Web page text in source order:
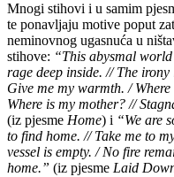
Mnogi stihovi i u samim
te ponavljaju motive poput
neminovnog ugasnuća u
stihove: “This abysmal
rage deep inside. // The
Give me my warmth. /
Where is my mother? //
(iz pjesme Home) i “We are
to find home. // Take me to
vessel is empty. / No fire
home.” (iz pjesme Laid